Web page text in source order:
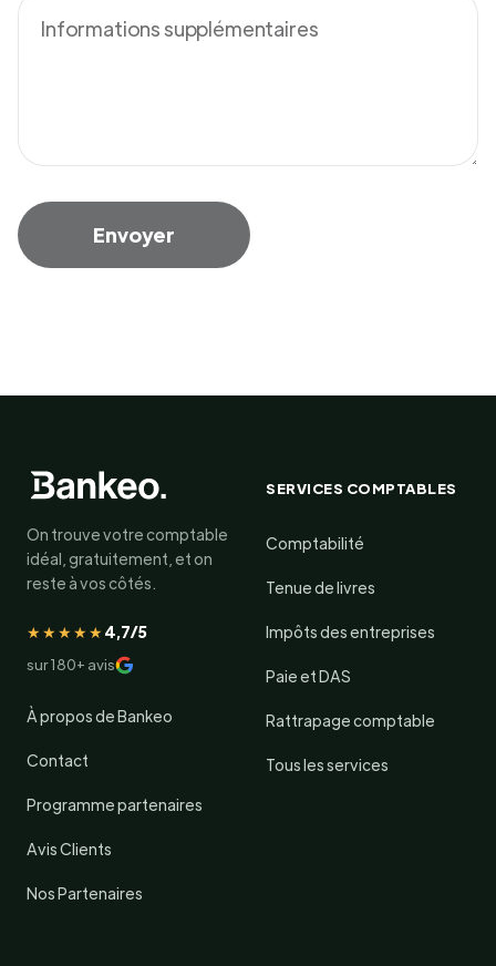
On trouve votre comptable
idéal, gratuitement, et on
reste à vos côtés.
★★★★★4,7/5
sur 180+ avis
À propos de Bankeo
Contact
Programme partenaires
Avis Clients
Nos Partenaires
SERVICES COMPTABLES
Comptabilité
Tenue de livres
Impôts des entreprises
Paie et DAS
Rattrapage comptable
Tous les services